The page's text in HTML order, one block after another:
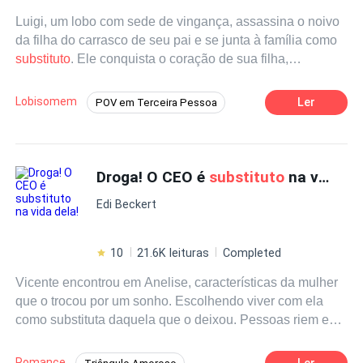
Amanda descobrirá que o maior risco… é se apaixonar
pelo noivosubstituto. Ela foi traída no altar. Ele entrou
para salvar o negócio... e bagunçar seu coração.
Luigi, um lobo com sede de vingança, assassina o noivo
da filha do carrasco de seu pai e se junta à família como
substituto. Ele conquista o coração de sua filha,
quando ela se apaixona pelo irmão de Luigi, o alfa
Edward, desencadeando uma intensa rivalidade entre os
Lobisomem POV em Terceira Pessoa
Triângulo Amoroso
Ler
Droga! O CEO é substituto na vida dela!
Edi Beckert
10 21.6K leituras Completed
Vicente encontrou em Anelise, características da mulher
que o trocou por um sonho. Escolhendo viver com ela
como substituta daquela que o deixou. Pessoas riem e
manter um relacionamento, esperando pelo pedido de